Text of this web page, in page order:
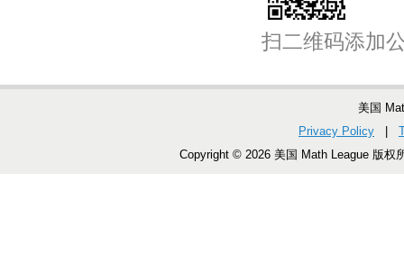
扫二维码添加
美国
Privacy Policy
Copyright © 2026 美国 Math League 版